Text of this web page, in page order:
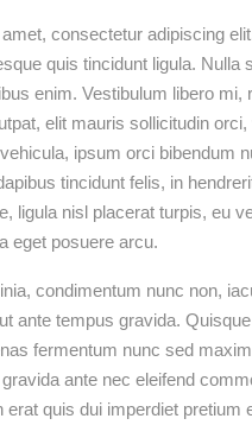
consectetur adipiscing
quis tincidunt ligula.
enim. Vestibulum libero
elit mauris sollicitudin
ipsum orci bibendum
tincidunt felis, in
ligula nisl placerat turpis, eu
eget posuere arcu.
condimentum nunc non,
ante tempus gravida.
fermentum nunc sed
ante nec eleifend
quis dui imperdiet